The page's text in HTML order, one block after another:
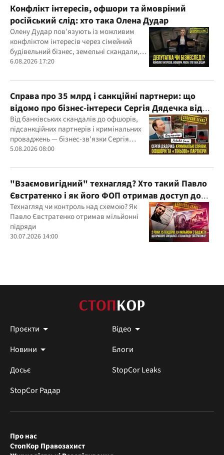
Конфлікт інтересів, офшори та ймовріний
російський слід: хто така Олена Дудар
Олену Дудар пов'язують із можливим
конфліктом інтересів через сімейний
будівельний бізнес, земельні скандали,
судові справи
6.08.2026 17:20
Справа про 35 млрд і санкційні партнери: що
відомо про бізнес-інтереси Сергія Дядечка від
"Родовід Банку" до "ФАРМАСЕЛ"
Від банківських скандалів до офшорів,
підсанкційних партнерів і кримінальних
проваджень — бізнес-зв'язки Сергія
Дядечка й досі простягаються через
5.08.2026 08:00
"Взаємовигідний" технагляд? Хто такий Павло
Євстратенко і як його ФОП отримав доступ до
бюджетних мільйонів?
Технагляд чи контроль над схемою? Як
Павло Євстратенко отримав мільйонні
підряди
30.07.2026 14:00
Проєкти
Відео
Новини
Блоги
Досьє
StopCor Leaks
StopCor Радар
Про нас
СтопКор Правозахист